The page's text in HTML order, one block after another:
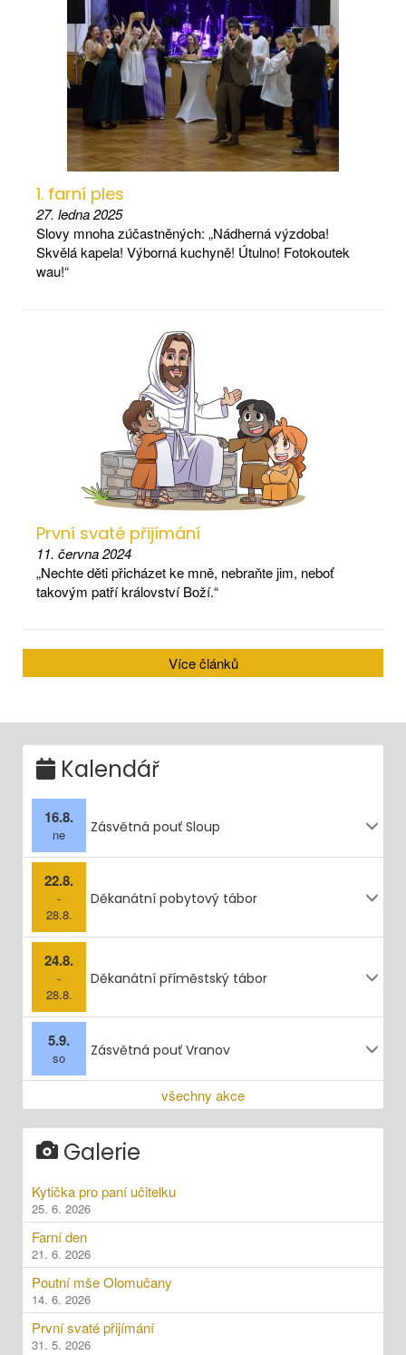
1. farní ples
27. ledna 2025
Slovy mnoha zúčastněných: „Nádherná výzdoba!
Skvělá kapela! Výborná kuchyně! Útulno! Fotokoutek
wau!“
První svaté přijímání
11. června 2024
„Nechte děti přicházet ke mně, nebraňte jim, neboť
takovým patří království Boží.“
Více článků
Kalendář
16.8.
ne Zásvětná pouť Sloup
22.8.
-
28.8.
Děkanátní pobytový tábor
24.8.
-
28.8.
Děkanátní příměstský tábor
5.9.
so Zásvětná pouť Vranov
všechny akce
Galerie
Kytička pro paní učitelku
25. 6. 2026
Farní den
21. 6. 2026
Poutní mše Olomučany
14. 6. 2026
První svaté přijímání
31. 5. 2026